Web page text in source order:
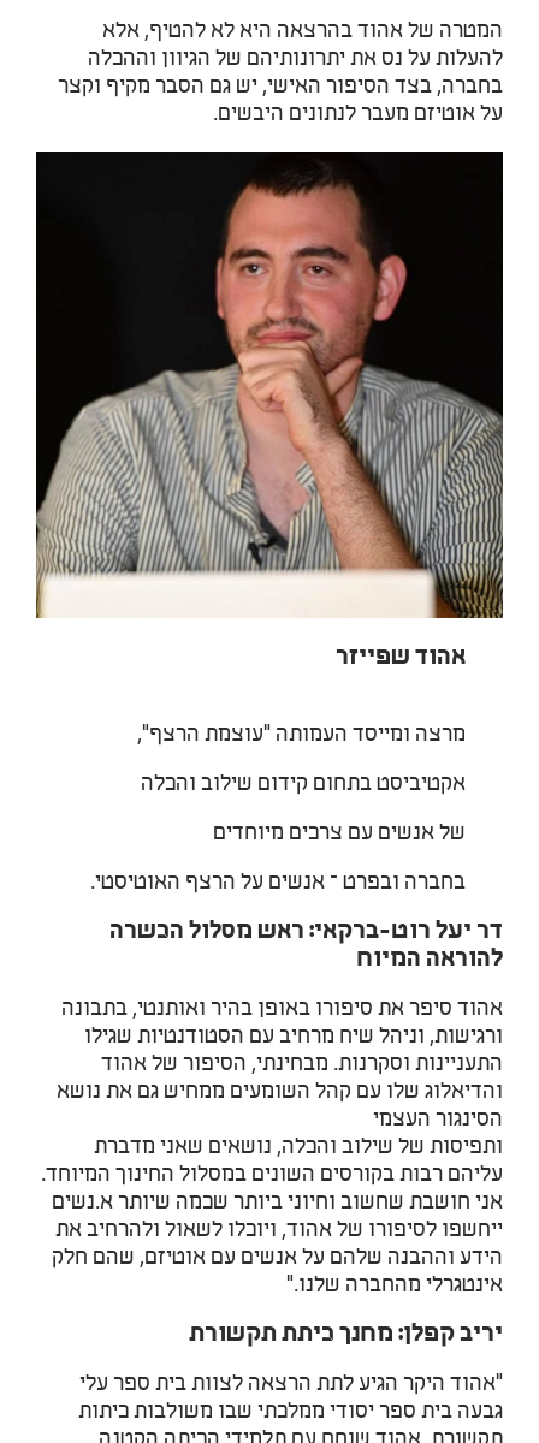
המטרה של אהוד בהרצאה היא לא להטיף, אלא
להעלות על נס את יתרונותיהם של הגיוון וההכלה
בחברה, בצד הסיפור האישי, יש גם הסבר מקיף וקצר
על אוטיזם מעבר לנתונים היבשים.
אהוד שפייזר
מרצה ומייסד העמותה "עוצמת הרצף",
אקטיביסט בתחום קידום שילוב והכלה
של אנשים עם צרכים מיוחדים
בחברה ובפרט – אנשים על הרצף האוטיסטי.
דר יעל רוט-ברקאי: ראש מסלול הכשרה
להוראה המיוח
אהוד סיפר את סיפורו באופן בהיר ואותנטי, בתבונה
ורגישות, וניהל שיח מרחיב עם הסטודנטיות שגילו
התעניינות וסקרנות. מבחינתי, הסיפור של אהוד
והדיאלוג שלו עם קהל השומעים ממחיש גם את נושא
הסינגור העצמי
ותפיסות של שילוב והכלה, נושאים שאני מדברת
עליהם רבות בקורסים השונים במסלול החינוך המיוחד.
אני חושבת שחשוב וחיוני ביותר שכמה שיותר א.נשים
ייחשפו לסיפורו של אהוד, ויוכלו לשאול ולהרחיב את
הידע וההבנה שלהם על אנשים עם אוטיזם, שהם חלק
אינטגרלי מהחברה שלנו."
יריב קפלן: מחנך כיתת תקשורת
"אהוד היקר הגיע לתת הרצאה לצוות בית ספר עלי
גבעה בית ספר יסודי ממלכתי שבו משולבות כיתות